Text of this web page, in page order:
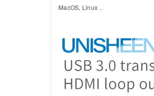
MacOS, Linux ..